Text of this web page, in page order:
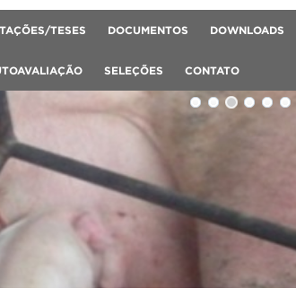
TESES DOCUMENTOS DOWNLOADS
SELEÇÕES CONTATO